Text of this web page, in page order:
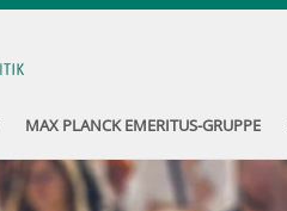
MAX PLANCK EMERITUS-GRUPPE